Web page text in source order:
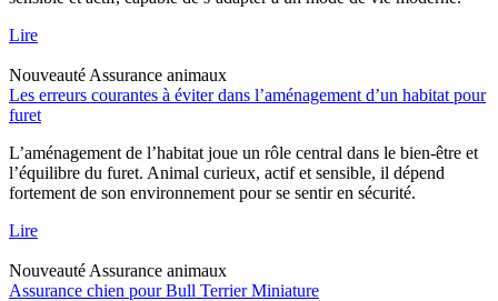
Lire
Nouveauté Assurance animaux
Les erreurs courantes à éviter dans l’aménagement d’un habitat pour
furet
L’aménagement de l’habitat joue un rôle central dans le bien-être et
l’équilibre du furet. Animal curieux, actif et sensible, il dépend
fortement de son environnement pour se sentir en sécurité.
Lire
Nouveauté Assurance animaux
Assurance chien pour Bull Terrier Miniature